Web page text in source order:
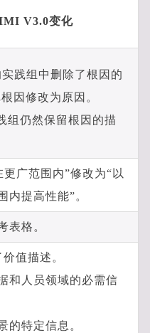
V3.0变化
践组中删除了根因的
因修改为原因。
组仍然保留根因的描
广范围内”修改为“以
内提高性能”。
表格。
值描述。
和人员领域的必需信
的特定信息。